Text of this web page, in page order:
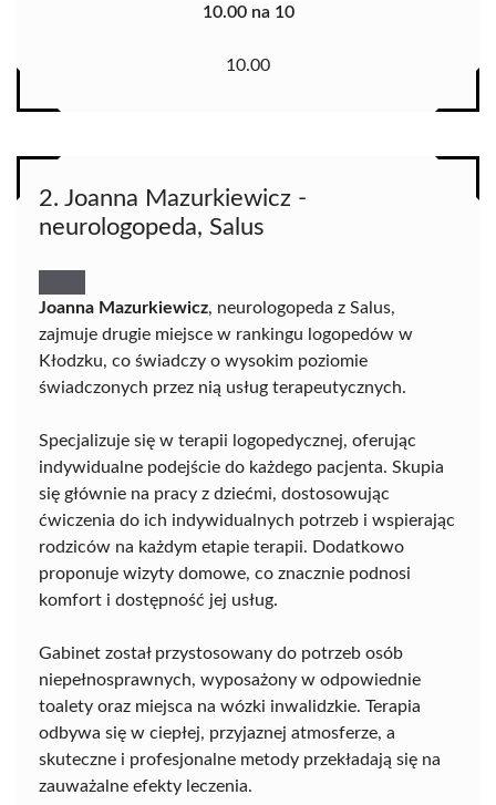
10.00 na 10
10.00
2. Joanna Mazurkiewicz -
neurologopeda, Salus
Joanna Mazurkiewicz, neurologopeda z Salus,
zajmuje drugie miejsce w rankingu logopedów w
Kłodzku, co świadczy o wysokim poziomie
świadczonych przez nią usług terapeutycznych.
Specjalizuje się w terapii logopedycznej, oferując
indywidualne podejście do każdego pacjenta. Skupia
się głównie na pracy z dziećmi, dostosowując
ćwiczenia do ich indywidualnych potrzeb i wspierając
rodziców na każdym etapie terapii. Dodatkowo
proponuje wizyty domowe, co znacznie podnosi
komfort i dostępność jej usług.
Gabinet został przystosowany do potrzeb osób
niepełnosprawnych, wyposażony w odpowiednie
toalety oraz miejsca na wózki inwalidzkie. Terapia
odbywa się w ciepłej, przyjaznej atmosferze, a
skuteczne i profesjonalne metody przekładają się na
zauważalne efekty leczenia.